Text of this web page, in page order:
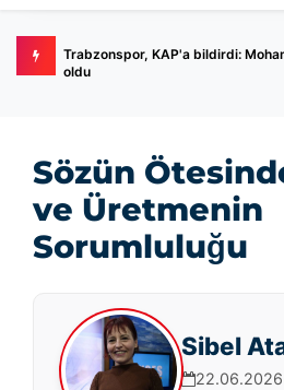
Mohamed Salah’ın maaliyeti belli
Sözün
ve Üretmenin
Sorumluluğu
Sibel